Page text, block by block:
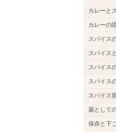
カレーと
カレーの
スパイス
スパイス
スパイス
スパイス
スパイス
薬として
保存と下